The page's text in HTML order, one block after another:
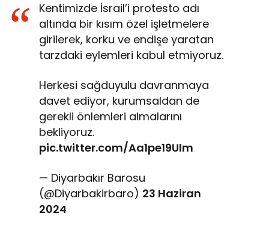
Kentimizde İsrail’i protesto adı
altında bir kısım özel işletmelere
girilerek, korku ve endişe yaratan
tarzdaki eylemleri kabul etmiyoruz.
Herkesi sağduyulu davranmaya
davet ediyor, kurumsaldan de
gerekli önlemleri almalarını
bekliyoruz.
pic.twitter.com/Aa1pe19Ulm
— Diyarbakır Barosu
(@Diyarbakirbaro) 23 Haziran
2024